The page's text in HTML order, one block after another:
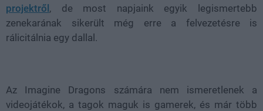
projektről , de most napjaink egyik legismertebb
zenekarának sikerült még erre a felvezetésre is
rálicitálnia egy dallal.
Az Imagine Dragons számára nem ismeretlenek a
videojátékok, a tagok maguk is gamerek, és már több